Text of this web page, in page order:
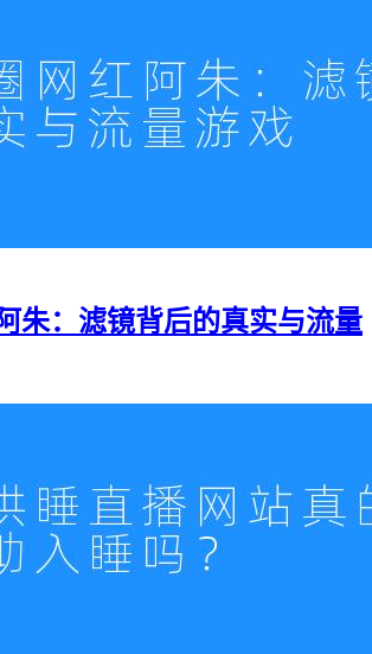
朱：滤镜背后的真实与流量